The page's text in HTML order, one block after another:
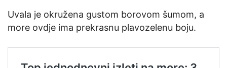
Uvala je okružena gustom borovom šumom, a
more ovdje ima prekrasnu plavozelenu boju.